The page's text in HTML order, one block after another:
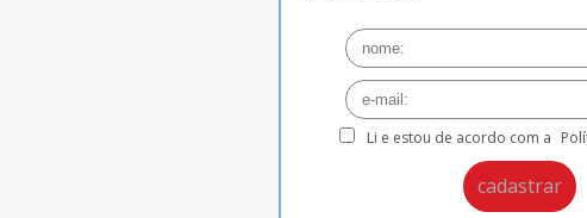
Li e estou de acordo com a